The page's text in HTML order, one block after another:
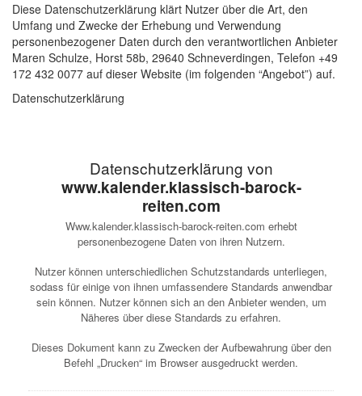
Diese Datenschutzerklärung klärt Nutzer über die Art, den
Umfang und Zwecke der Erhebung und Verwendung
personenbezogener Daten durch den verantwortlichen Anbieter
Maren Schulze, Horst 58b, 29640 Schneverdingen, Telefon +49
172 432 0077 auf dieser Website (im folgenden “Angebot”) auf.
Datenschutzerklärung
Datenschutzerklärung von
www.kalender.klassisch-barock-
reiten.com
Www.kalender.klassisch-barock-reiten.com erhebt
personenbezogene Daten von ihren Nutzern.
Nutzer können unterschiedlichen Schutzstandards unterliegen,
sodass für einige von ihnen umfassendere Standards anwendbar
sein können. Nutzer können sich an den Anbieter wenden, um
Näheres über diese Standards zu erfahren.
Dieses Dokument kann zu Zwecken der Aufbewahrung über den
Befehl „Drucken“ im Browser ausgedruckt werden.